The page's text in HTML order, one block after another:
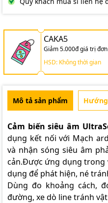
CAKA5
Giảm 5.000đ giá trị
HSD: Không thời gian
Mô tả sản phẩm
Cảm biến siêu âm
dụng kết nối với Mạch
và nhận sóng siêu âm
cản.Được ứng dụng trong
dụng để phát hiện, né
Dùng đo khoảng cách,
đường, xe dò line tránh vật